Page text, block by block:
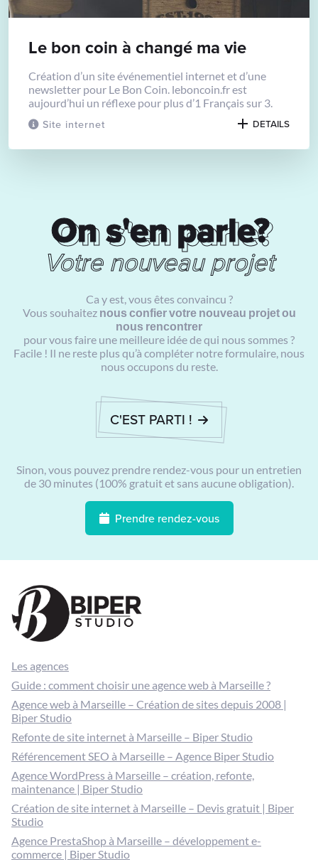
Site internet
Le bon coin à changé ma vie
Création d’un site événementiel internet et d’une
newsletter pour Le Bon Coin. leboncoin.fr est
aujourd’hui un réflexe pour plus d’1 Français sur 3.
DETAILS
On s'en parle?
On s'en parle?
Votre nouveau projet
Ca y est, vous êtes convaincu ?
Vous souhaitez nous confier votre nouveau projet ou
nous rencontrer
pour vous faire une meilleure idée de qui nous sommes ?
Facile ! Il ne reste plus qu’à compléter notre formulaire, nous
nous occupons du reste.
C'EST PARTI !
Sinon, vous pouvez prendre rendez-vous pour un entretien
de 30 minutes (100% gratuit et sans aucune obligation).
Prendre rendez-vous
Les agences
Guide : comment choisir une agence web à Marseille ?
Agence web à Marseille – Création de sites depuis 2008 |
Biper Studio
Refonte de site internet à Marseille – Biper Studio
Référencement SEO à Marseille – Agence Biper Studio
Agence WordPress à Marseille – création, refonte,
maintenance | Biper Studio
Création de site internet à Marseille – Devis gratuit | Biper
Studio
Agence PrestaShop à Marseille – développement e-
commerce | Biper Studio